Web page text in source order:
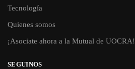
Tecnología
Quienes somos
¡Asociate ahora a la Mutual de UOCRA!
SEGUINOS